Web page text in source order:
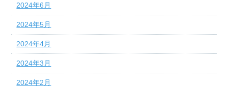
2024年6月
2024年5月
2024年4月
2024年3月
2024年2月